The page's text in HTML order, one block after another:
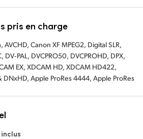
pris en charge
AVCHD, Canon XF MPEG2, Digital SLR,
DV‑PAL, DVCPRO50, DVCPROHD, DPX,
EX, XDCAM HD, XDCAM HD422,
DNxHD, Apple ProRes 4444, Apple ProRes
ProRes 422, Apple ProRes LT, Apple
Proxy, 4:2:2 8 bits non compressé, 4:2:2